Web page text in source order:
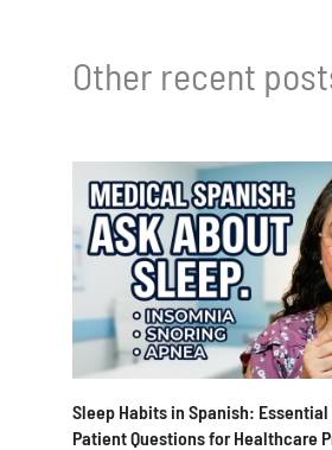
Other recent
Sleep Habits in Spanish:
Patient Questions for Healthcare